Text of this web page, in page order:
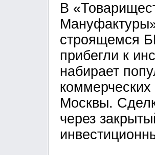
В
строящемся
прибегли к
набирает
Москвы.
через